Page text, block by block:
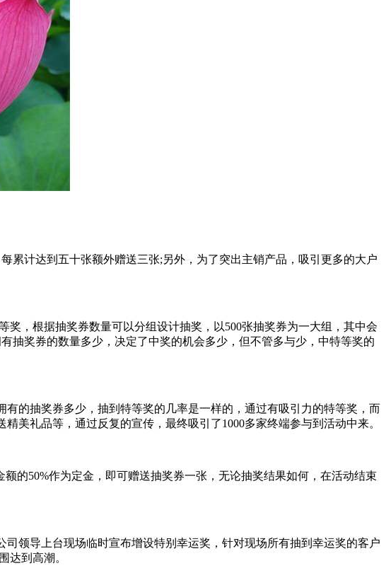
累计达到五十张额外赠送三张;另外，为了突出主销产品，吸引更多的大户
，根据抽奖券数量可以分组设计抽奖，以500张抽奖券为一大组，其中会
抽奖券的数量多少，决定了中奖的机会多少，但不管多与少，中特等奖的
的抽奖券多少，抽到特等奖的几率是一样的，通过有吸引力的特等奖，而
美礼品等，通过反复的宣传，最终吸引了1000多家终端参与到活动中来。
的50%作为定金，即可赠送抽奖券一张，无论抽奖结果如何，在活动结束
领导上台现场临时宣布增设特别幸运奖，针对现场所有抽到幸运奖的客户
达到高潮。